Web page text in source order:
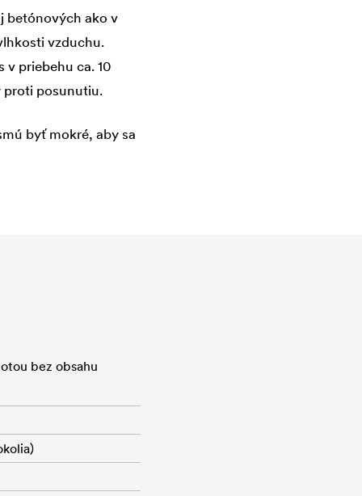
betónových ako v
vzduchu.
priebehu ca. 10
proti posunutiu.
byť mokré, aby sa
bez obsahu